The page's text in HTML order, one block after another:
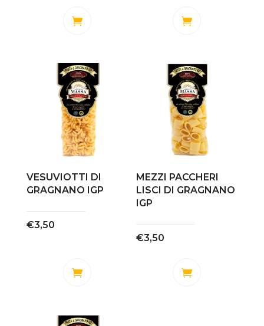
VESUVIOTTI DI
GRAGNANO IGP
€3,50
MEZZI PACCHERI
LISCI DI GRAGNANO
IGP
€3,50